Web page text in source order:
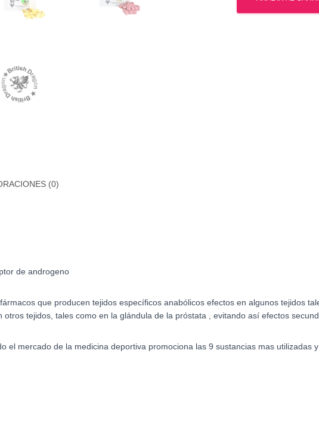
(0)
de androgeno
que producen tejidos específicos anabólicos efectos en algunos tejidos
otros tejidos, tales como en la glándula de la próstata , evitando así efectos
el mercado de la medicina deportiva promociona las 9 sustancias mas utilizadas